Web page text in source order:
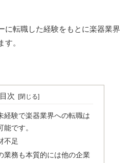
に転職した経験をもとに楽器業界
。
目次
経験で楽器業界への転職は
です。
不足
業務も本質的には他の企業